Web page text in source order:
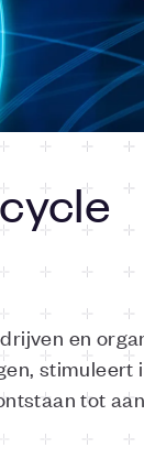
en
stimuleert
tot